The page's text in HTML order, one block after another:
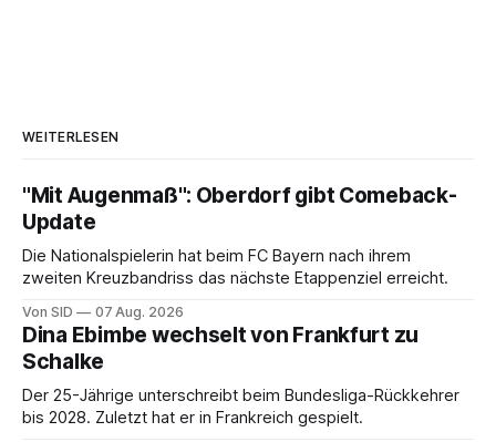
WEITERLESEN
"Mit Augenmaß": Oberdorf gibt Comeback-
Update
Die Nationalspielerin hat beim FC Bayern nach ihrem
zweiten Kreuzbandriss das nächste Etappenziel erreicht.
Von SID 07 Aug. 2026
Dina Ebimbe wechselt von Frankfurt zu
Schalke
Der 25-Jährige unterschreibt beim Bundesliga-Rückkehrer
bis 2028. Zuletzt hat er in Frankreich gespielt.